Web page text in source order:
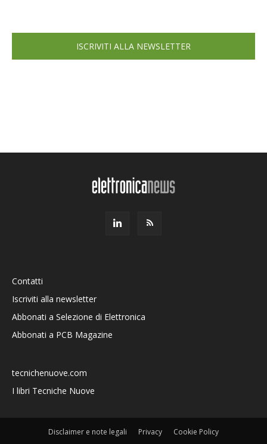
ISCRIVITI ALLA NEWSLETTER
Contatti
Iscriviti alla newsletter
Abbonati a Selezione di Elettronica
Abbonati a PCB Magazine
tecnichenuove.com
I libri Tecniche Nuove
Disclaimer e note legali Privacy Cookie Policy